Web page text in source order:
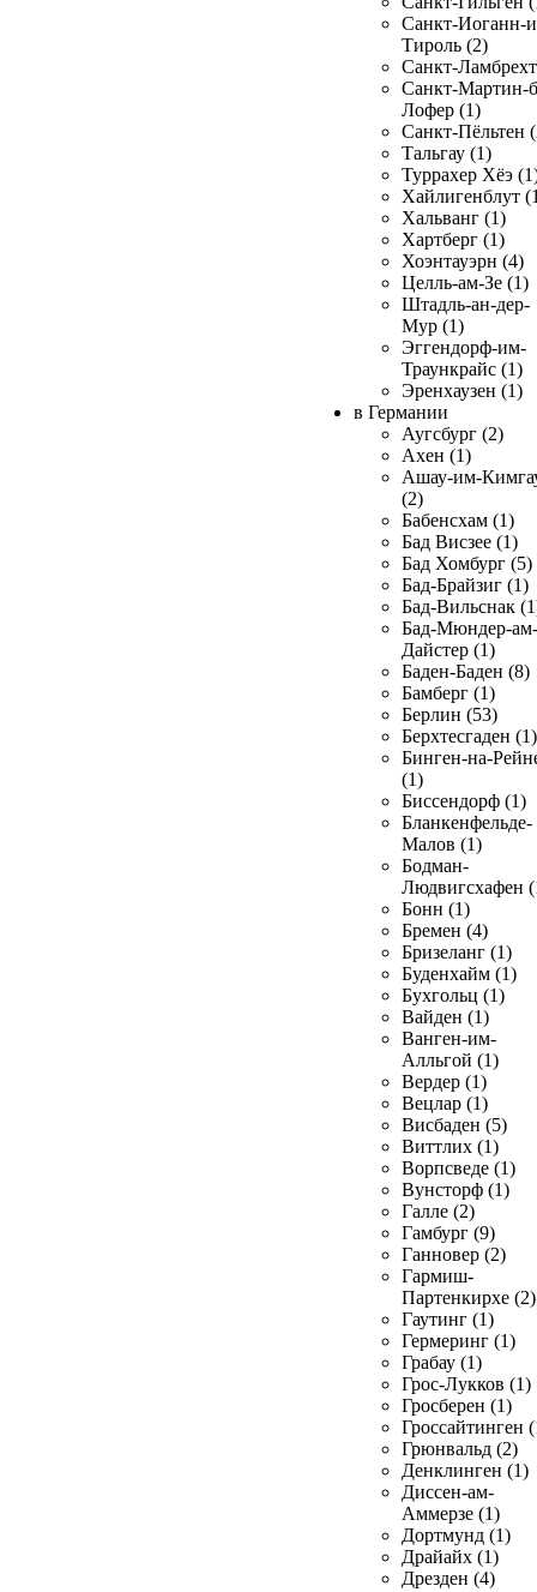
Санкт-Иоганн-
Тироль (2)
Санкт-
Санкт-Мартин-
Лофер (1)
Санкт-Пёльтен
Тальгау (1)
Туррахер Хёэ
Хайлигенблут
Хальванг (1)
Хартберг (1)
Хоэнтауэрн (4)
Целль-ам-Зе (1)
Штадль-ан-дер-
Мур (1)
Эггендорф-им-
Траункрайс (1)
Эренхаузен (1)
в Германии
Аугсбург (2)
Ахен (1)
Ашау-им-
(2)
Бабенсхам (1)
Бад Висзее (1)
Бад Хомбург (5)
Бад-Брайзиг (1)
Бад-Вильснак
Бад-Мюндер-ам-
Дайстер (1)
Баден-Баден (8)
Бамберг (1)
Берлин (53)
Берхтесгаден (1)
Бинген-на-
(1)
Биссендорф (1)
Бланкенфельде-
Малов (1)
Бодман-
Людвигсхафен
Бонн (1)
Бремен (4)
Бризеланг (1)
Буденхайм (1)
Бухгольц (1)
Вайден (1)
Ванген-им-
Алльгой (1)
Вердер (1)
Вецлар (1)
Висбаден (5)
Виттлих (1)
Ворпсведе (1)
Вунсторф (1)
Галле (2)
Гамбург (9)
Ганновер (2)
Гармиш-
Партенкирхе (2)
Гаутинг (1)
Гермеринг (1)
Грабау (1)
Грос-Лукков (1)
Гросберен (1)
Гроссайтинген
Грюнвальд (2)
Денклинген (1)
Диссен-ам-
Аммерзе (1)
Дортмунд (1)
Драйайх (1)
Дрезден (4)